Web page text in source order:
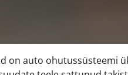
on auto ohutussüsteemi